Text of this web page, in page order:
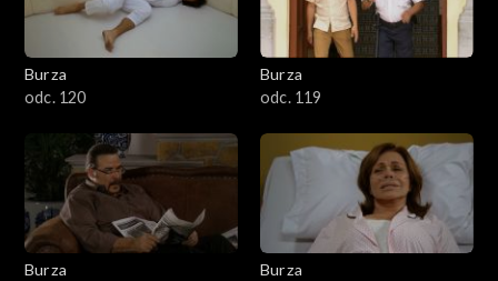
Burza
odc. 120
Burza
odc. 119
Burza
Burza